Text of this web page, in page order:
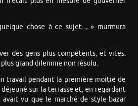
chose à ce sujet..., » murmura
des gens plus compétents, et vites.
grand dilemme non résolu.
travail pendant la première moitié de
sur la terrasse et, en regardant
avait vu que le marché de style bazar